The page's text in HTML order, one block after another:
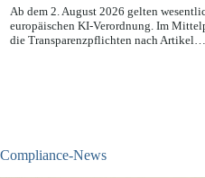
24.07.2026
Ab dem 2. August 2026 gelten
europäischen KI-Verordnung. Im